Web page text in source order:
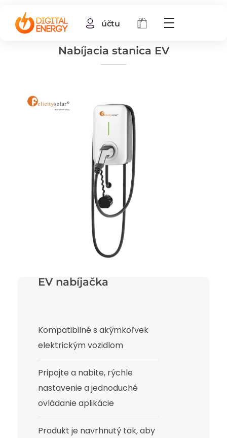
účtu
Nabíjacia stanica EV
EV nabíjačka
Kompatibilné s akýmkoľvek
elektrickým vozidlom
Pripojte a nabite, rýchle
nastavenie a jednoduché
ovládanie aplikácie
Produkt je navrhnutý tak, aby